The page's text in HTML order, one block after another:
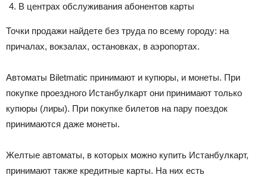
В центрах обслуживания абонентов карты
Точки продажи найдете без труда по всему городу: на
причалах, вокзалах, остановках, в аэропортах.
Автоматы Biletmatic принимают и купюры, и монеты. При
покупке проездного Истанбулкарт они принимают только
купюры (лиры). При покупке билетов на пару поездок
принимаются даже монеты.
Желтые автоматы, в которых можно купить Истанбулкарт,
принимают также кредитные карты. На них есть